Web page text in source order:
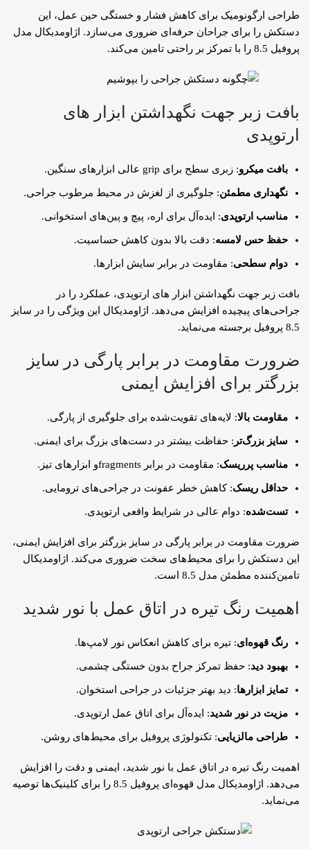
طراحی ارگونومیک برای کاهش فشار و خستگی حین عمل، این
دستکش را برای جراحان حرفه‌ای ضروری می‌سازد. اژاومدیکال مدل
پروفیل 8.5 را با تمرکز بر راحتی تامین می‌کند.
بافت زبر جهت نگهداشتن ابزار های
ارتوپدی
بافت میکرو: زبری سطح برای grip عالی ابزارهای سنگین.
نگهداری مطمئن: جلوگیری از لغزش در محیط مرطوب جراحی.
مناسب ارتوپدی: ایده‌آل برای اره، پیچ و پین‌های استخوانی.
حفظ حس لامسه: دقت بالا بدون کاهش حساسیت.
دوام سطحی: مقاومت در برابر سایش ابزارها.
بافت زبر جهت نگهداشتن ابزار های ارتوپدی، عملکرد را در
جراحی‌های پیچیده افزایش می‌دهد. اژاومدیکال این ویژگی را در سایز
8.5 پروفیل برجسته می‌نماید.
ضرورت مقاومت در برابر پارگی در سایز
بزرگتر برای افزایش ایمنی
مقاومت بالا: لایه‌های تقویت‌شده برای جلوگیری از پارگی.
سایز بزرگ‌تر : حفاظت بیشتر در دست‌های بزرگ برای ایمنی.
مناسب پرریسک: مقاومت در برابر fragmentsو ابزارهای تیز.
حداقل ریسک: کاهش خطر عفونت در جراحی‌های ترومایی.
تست‌شده: دوام عالی در شرایط واقعی ارتوپدی.
ضرورت مقاومت در برابر پارگی در سایز بزرگتر برای افزایش ایمنی،
این دستکش را برای محیط‌های سخت ضروری می‌کند. اژاومدیکال
تامین‌کننده مطمئن مدل 8.5 است.
اهمیت رنگ تیره در اتاق عمل با نور شدید
رنگ قهوه‌ای: تیره برای کاهش انعکاس نور لامپ‌ها.
بهبود دید: حفظ تمرکز جراح بدون خستگی چشمی.
تمایز ابزارها: دید بهتر جزئیات در جراحی استخوان.
مزیت در نور شدید: ایده‌آل برای اتاق عمل ارتوپدی.
طراحی مالزیایی: تکنولوژی پروفیل برای محیط‌های روشن.
اهمیت رنگ تیره در اتاق عمل با نور شدید، ایمنی و دقت را افزایش
می‌دهد. اژاومدیکال مدل قهوه‌ای پروفیل 8.5 را برای کلینیک‌ها توصیه
می‌نماید.